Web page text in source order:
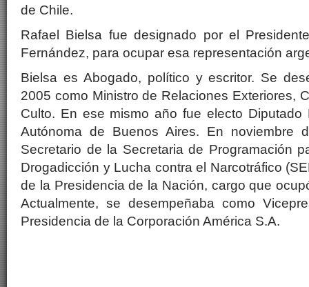
de Chile.
Rafael Bielsa fue designado por el
Fernández, para ocupar esa representación
Bielsa es Abogado, político y escritor. Se
2005 como Ministro de Relaciones Exteriores,
Culto. En ese mismo año fue electo Diputado
Autónoma de Buenos Aires. En noviembre
Secretario de la Secretaria de Programación
Drogadicción y Lucha contra el Narcotráfico
de la Presidencia de la Nación, cargo que
Actualmente, se desempeñaba como
Presidencia de la Corporación América S.A.